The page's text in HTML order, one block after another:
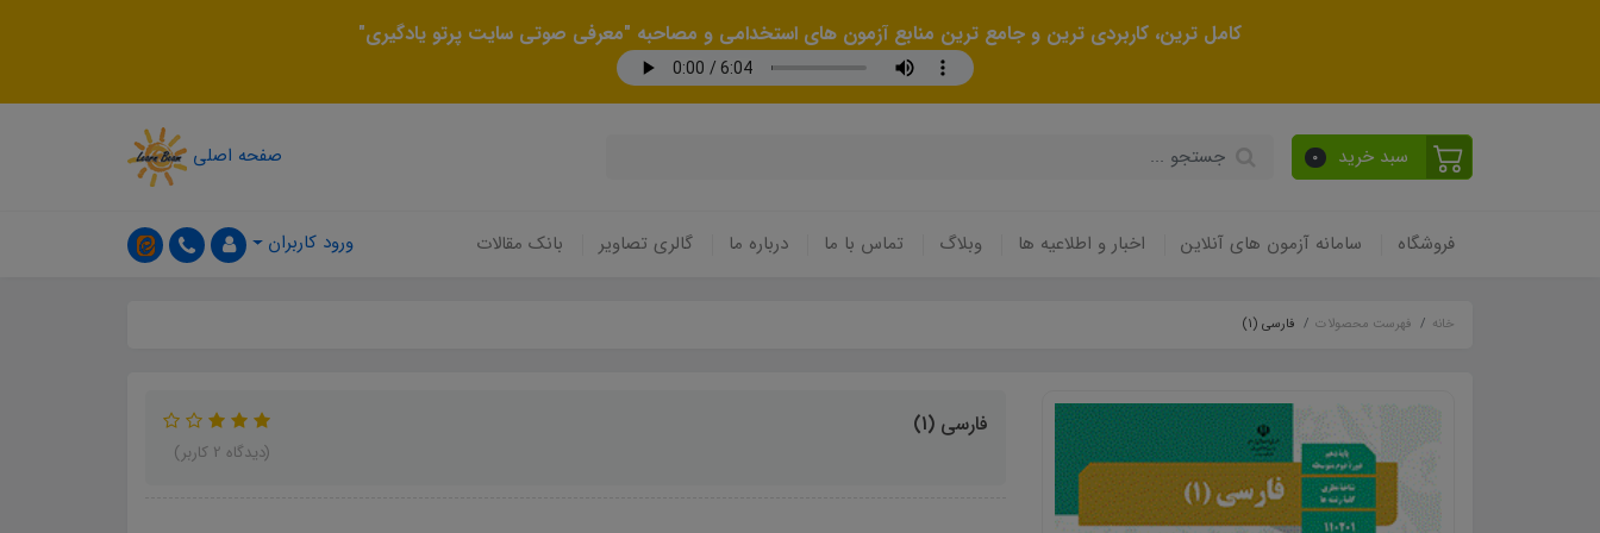
کامل ترین، کاربردی ترین و جامع ترین منابع آزمون های استخدامی و مصاحبه "معرفی صوتی سایت پرتو یادگیری"
سبد خرید 0 صفحه اصلی
فروشگاه سامانه آزمون های آنلاین اخبار و اطلاعیه ها وبلاگ تماس با ما درباره ما گالری تصاویر بانک مقالات ورود کاربران
خانه فهرست محصولات فارسی (1)
فارسی (1)
(دیدگاه 2 کاربر)